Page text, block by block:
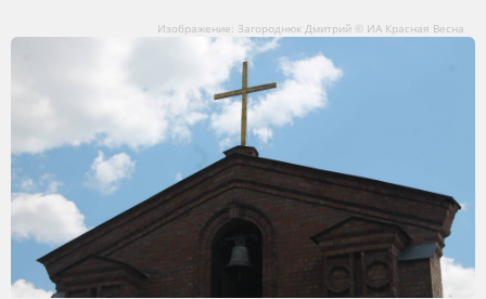
Изображение: Загороднюк Дмитрий © ИА Красная Весна